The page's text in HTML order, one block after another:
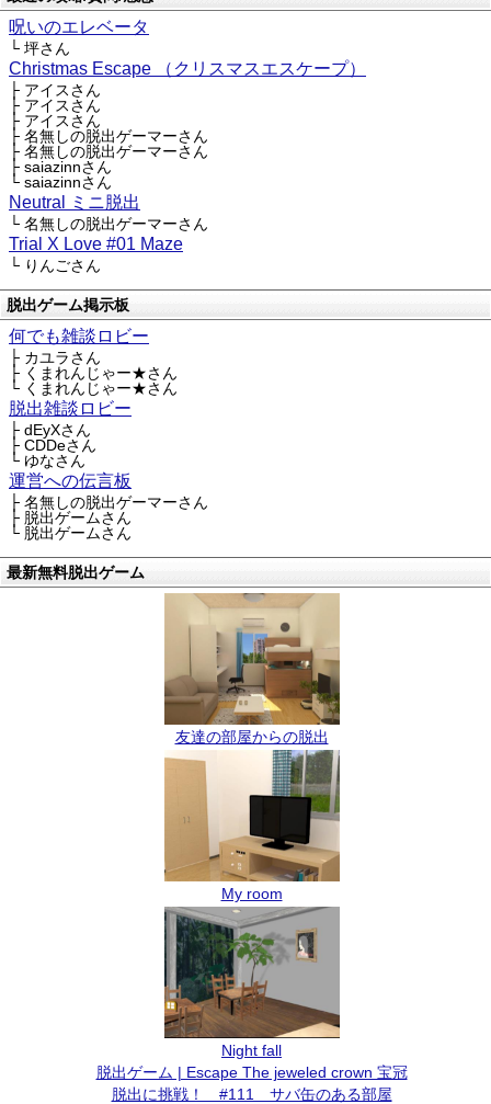
呪いのエレベータ
└ 坪さん
Christmas Escape （クリスマスエスケープ）
├ アイスさん
├ アイスさん
├ アイスさん
├ 名無しの脱出ゲーマーさん
├ 名無しの脱出ゲーマーさん
├ saiazinnさん
└ saiazinnさん
Neutral ミニ脱出
└ 名無しの脱出ゲーマーさん
Trial X Love #01 Maze
└ りんごさん
脱出ゲーム掲示板
何でも雑談ロビー
├ カユラさん
├ くまれんじゃー★さん
└ くまれんじゃー★さん
脱出雑談ロビー
├ dEyXさん
├ CDDeさん
└ ゆなさん
運営への伝言板
├ 名無しの脱出ゲーマーさん
├ 脱出ゲームさん
└ 脱出ゲームさん
最新無料脱出ゲーム
友達の部屋からの脱出
My room
Night fall
脱出ゲーム | Escape The jeweled crown 宝冠
脱出に挑戦！ #111 サバ缶のある部屋